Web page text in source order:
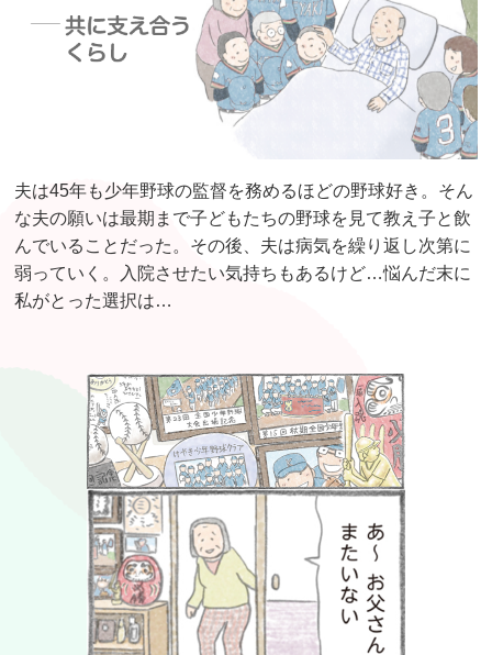
夫は45年も少年野球の監督を務めるほどの野球好き。そん
な夫の願いは最期まで子どもたちの野球を見て教え子と飲
んでいることだった。その後、夫は病気を繰り返し次第に
弱っていく。入院させたい気持ちもあるけど…悩んだ末に
私がとった選択は…